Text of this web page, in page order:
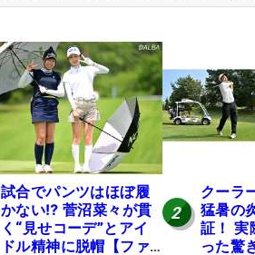
試合でパンツはほぼ履
かない⁉ 菅沼菜々が貫
く“見せコーデ”とアイ
ドル精神に脱帽【ファ
2
クーラ
猛暑の
証！ 実
った驚